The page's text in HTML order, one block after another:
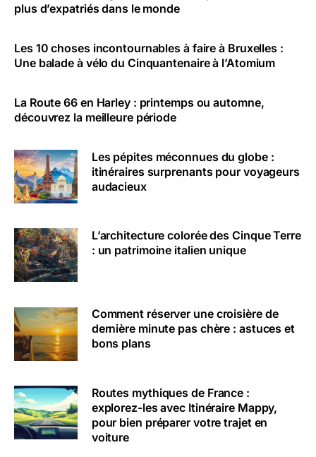
plus d’expatriés dans le monde
Les 10 choses incontournables à faire à Bruxelles :
Une balade à vélo du Cinquantenaire à l’Atomium
La Route 66 en Harley : printemps ou automne,
découvrez la meilleure période
Les pépites méconnues du globe :
itinéraires surprenants pour voyageurs
audacieux
L’architecture colorée des Cinque Terre
: un patrimoine italien unique
Comment réserver une croisière de
dernière minute pas chère : astuces et
bons plans
Routes mythiques de France :
explorez-les avec Itinéraire Mappy,
pour bien préparer votre trajet en
voiture